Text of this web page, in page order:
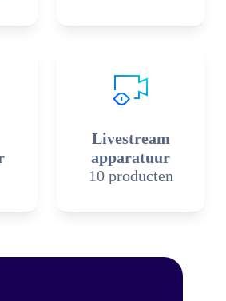
Livestream
apparatuur
10 producten